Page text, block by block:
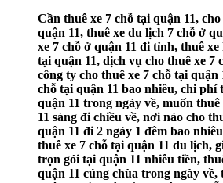
Cần thuê xe 7 chỗ tại quận 11,
quận 11, thuê xe du lịch 7 chỗ ở
xe 7 chỗ ở quận 11 đi tỉnh, thuê
tại quận 11, dịch vụ cho thuê xe 7
công ty cho thuê xe 7 chỗ tại quận
chỗ tại quận 11 bao nhiêu, chi phí
quận 11 trong ngày về, muốn
11 sáng đi chiều về, nơi nào cho
quận 11 đi 2 ngày 1 đêm bao
thuê xe 7 chỗ tại quận 11 du lịch,
trọn gói tại quận 11 nhiêu tiền,
quận 11 cúng chùa trong ngày về,